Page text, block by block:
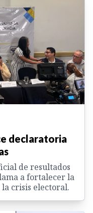
declaratoria
de resultados
a fortalecer la
crisis electoral.